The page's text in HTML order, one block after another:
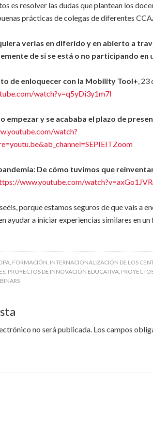
es resolver las dudas que plantean los
prácticas de colegas de diferentes
verlas en diferido y en abierto a
de si se está o no participando en
de enloquecer con la Mobility Tool+, 23
watch?v=q5yDi3y1m7I
empezar y se acababa el plazo de
watch?
De cómo tuvimos que
www.youtube.com/
porque estamos seguros de que vais a
ayudar a iniciar experiencias similares en un
, FORMACIÓN, INTERNACIONALIZACIÓN DE LOS
, PROYECTOS DE INNOVACIÓN EDUCATIVA,
no será publicada. Los campos